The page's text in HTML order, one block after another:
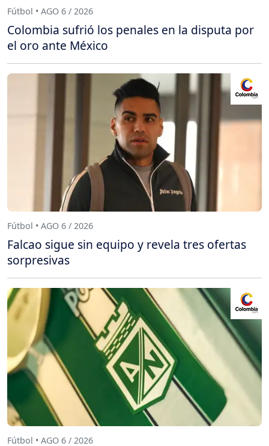
Fútbol • AGO 6 / 2026
Colombia sufrió los penales en la disputa por
el oro ante México
Fútbol • AGO 6 / 2026
Falcao sigue sin equipo y revela tres ofertas
sorpresivas
Fútbol • AGO 6 / 2026